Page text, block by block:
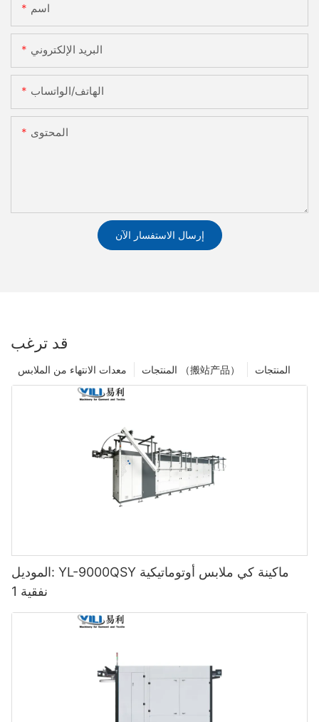
اسم
البريد الإلكتروني
الهاتف/الواتساب
المحتوى
إرسال الاستفسار الآن
قد ترغب
المنتجات المنتجات （搬站产品） معدات الانتهاء من الملابس
الموديل: YL-9000QSY ماكينة كي ملابس أوتوماتيكية
نفقية 1